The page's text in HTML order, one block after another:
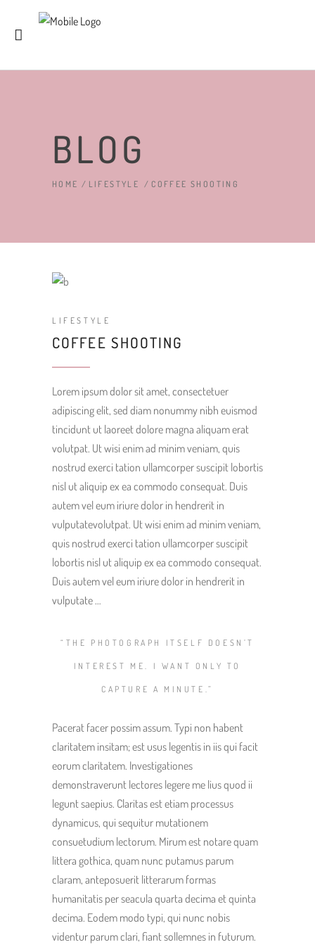
BLOG
HOME / LIFESTYLE /COFFEE SHOOTING
LIFESTYLE
COFFEE SHOOTING
Lorem ipsum dolor sit amet, consectetuer
adipiscing elit, sed diam nonummy nibh euismod
tincidunt ut laoreet dolore magna aliquam erat
volutpat. Ut wisi enim ad minim veniam, quis
nostrud exerci tation ullamcorper suscipit lobortis
nisl ut aliquip ex ea commodo consequat. Duis
autem vel eum iriure dolor in hendrerit in
vulputatevolutpat. Ut wisi enim ad minim veniam,
quis nostrud exerci tation ullamcorper suscipit
lobortis nisl ut aliquip ex ea commodo consequat.
Duis autem vel eum iriure dolor in hendrerit in
vulputate …
“THE PHOTOGRAPH ITSELF DOESN’T
INTEREST ME. I WANT ONLY TO
CAPTURE A MINUTE.”
Pacerat facer possim assum. Typi non habent
claritatem insitam; est usus legentis in iis qui facit
eorum claritatem. Investigationes
demonstraverunt lectores legere me lius quod ii
legunt saepius. Claritas est etiam processus
dynamicus, qui sequitur mutationem
consuetudium lectorum. Mirum est notare quam
littera gothica, quam nunc putamus parum
claram, anteposuerit litterarum formas
humanitatis per seacula quarta decima et quinta
decima. Eodem modo typi, qui nunc nobis
videntur parum clari, fiant sollemnes in futurum.